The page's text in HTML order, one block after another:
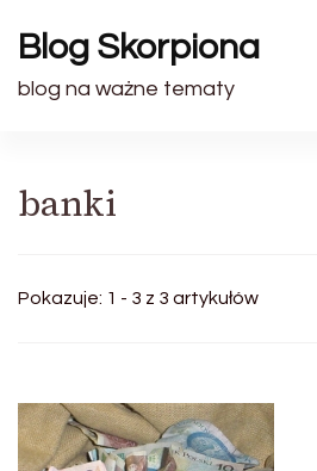
Blog Skorpiona
blog na ważne tematy
banki
Pokazuje: 1 - 3 z 3 artykułów